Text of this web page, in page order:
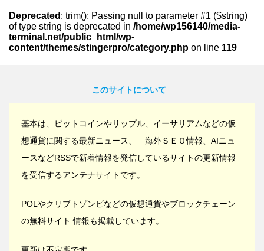
Deprecated : trim(): Passing null to parameter #1 ($string)
of type string is deprecated in /home/wp156140/media-
terminal.net/public_html/wp-
content/themes/stingerpro/category.php on line 119
このサイトについて
基本は、ビットコインやリップル、イーサリアムなどの仮
想通貨に関する最新ニュース、 海外ＳＥＯ情報、AIニュ
ースなどRSSで新着情報を発信しているサイトの更新情報
を受信するアンテナサイトです。
POLやクリプトゾンビなどの仮想通貨やブロックチェーン
の無料サイト 情報も掲載しています。